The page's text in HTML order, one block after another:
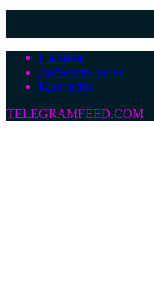
Главная
Добавить канал
Контакты
TELEGRAMFEED.COM